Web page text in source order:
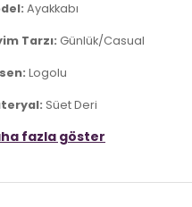
Ayakkabı
Tarzı: Günlük/Casual
Logolu
Süet Deri
Şekli:Bağcıklı
fazla göster